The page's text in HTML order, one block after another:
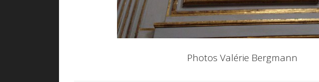
Photos Valérie Bergmann